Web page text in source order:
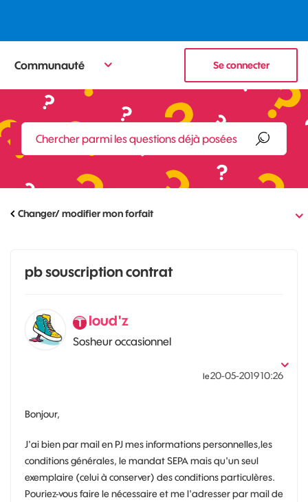
Communauté Se connecter
Changer/ modifier mon forfait
pb souscription contrat
loud'z
Sosheur occasionnel
le‎20-05-201910:26
Bonjour,
J'ai bien par mail en PJ mes informations personnelles,les
conditions générales, le mandat SEPA mais qu'un seul
exemplaire (celui à conserver) des conditions particulères.
Pouriez-vous faire le nécessaire et me l'adresser par mail de